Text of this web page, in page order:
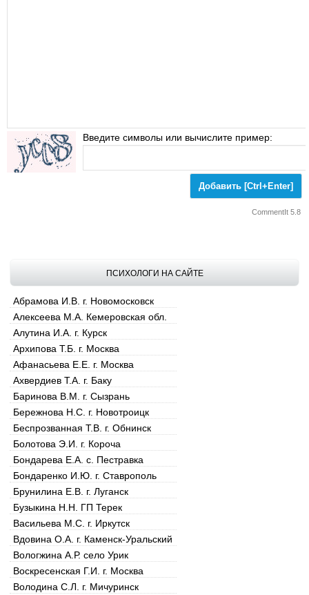
Введите символы или вычислите пример:
CommentIt 5.8
ПСИХОЛОГИ НА САЙТЕ
Абрамова И.В. г. Новомосковск
Алексеева М.А. Кемеровская обл.
Алутина И.А. г. Курск
Архипова Т.Б. г. Москва
Афанасьева Е.Е. г. Москва
Ахвердиев Т.А. г. Баку
Баринова В.М. г. Сызрань
Бережнова Н.С. г. Новотроицк
Беспрозванная Т.В. г. Обнинск
Болотова Э.И. г. Короча
Бондарева Е.А. с. Пестравка
Бондаренко И.Ю. г. Ставрополь
Брунилина Е.В. г. Луганск
Бузыкина Н.Н. ГП Терек
Васильева М.С. г. Иркутск
Вдовина О.А. г. Каменск-Уральский
Вологжина А.Р. село Урик
Воскресенская Г.И. г. Москва
Володина С.Л. г. Мичуринск